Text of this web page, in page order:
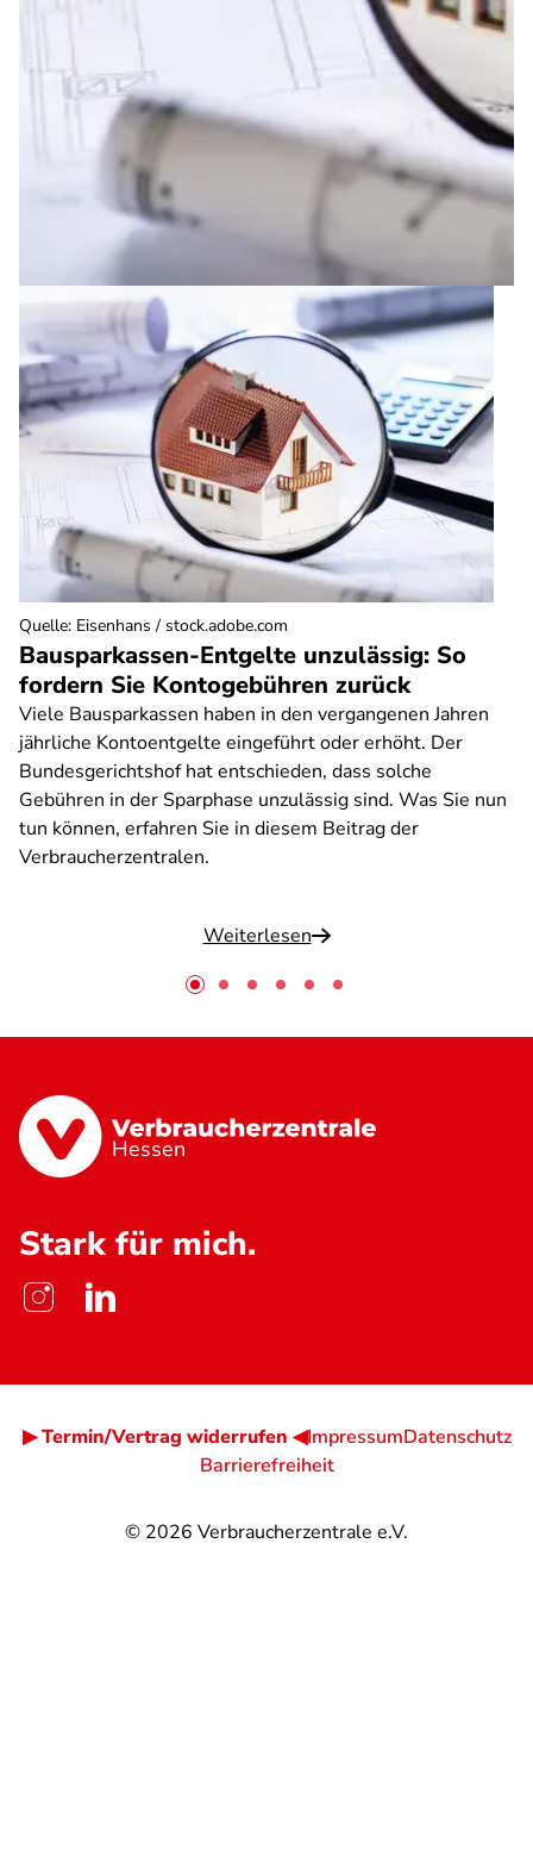
Bausparkassen-Entgelte unzulässig: So
fordern Sie Kontogebühren zurück
Viele Bausparkassen haben in den vergangenen Jahren
jährliche Kontoentgelte eingeführt oder erhöht. Der
Bundesgerichtshof hat entschieden, dass solche
Gebühren in der Sparphase unzulässig sind. Was Sie nun
tun können, erfahren Sie in diesem Beitrag der
Verbraucherzentralen.
Weiterlesen
Quelle: Eisenhans / stock.adobe.com
Hessen
Stark für mich.
© 2026 Verbraucherzentrale e.V.
▶ Termin/Vertrag widerrufen ◀ImpressumDatenschutz
Barrierefreiheit